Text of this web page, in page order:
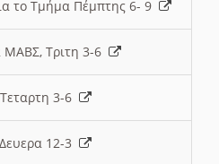
το Τμήμα Πέμπτης 6- 9
ΜΑΒΣ, Τριτη 3-6
3-6
12-3